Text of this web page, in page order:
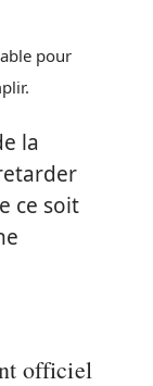
pour
la
ce soit
officiel